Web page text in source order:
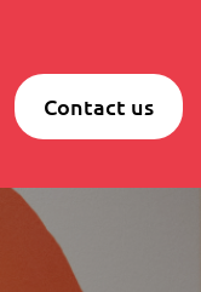
Contact us